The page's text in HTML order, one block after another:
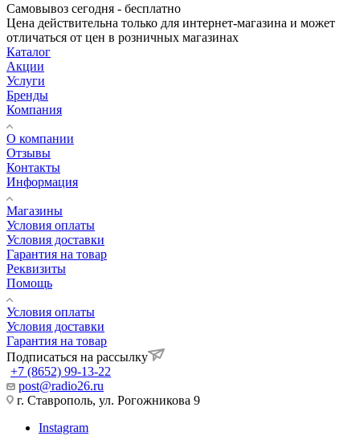
Самовывоз сегодня - бесплатно
Цена действительна только для интернет-магазина и может
отличаться от цен в розничных магазинах
Каталог
Акции
Услуги
Бренды
Компания
О компании
Отзывы
Контакты
Информация
Магазины
Условия оплаты
Условия доставки
Гарантия на товар
Реквизиты
Помощь
Условия оплаты
Условия доставки
Гарантия на товар
Подписаться на рассылку
+7 (8652) 99-13-22
post@radio26.ru
г. Ставрополь, ул. Рогожникова 9
Instagram